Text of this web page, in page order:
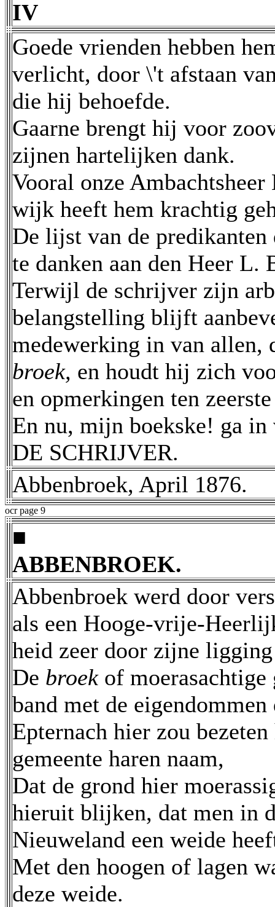
IV
Goede vrienden hebben
verlicht, door \'t afstaan
die hij behoefde.
Gaarne brengt hij voor
zijnen hartelijken dank.
Vooral onze Ambachtsheer
wijk heeft hem krachtig
De lijst van de
te danken aan den Heer L.
Terwijl de schrijver zijn
belangstelling blijft
medewerking in van
broek, en houdt hij zich
en opmerkingen ten
En nu, mijn boekske! ga
DE SCHRIJVER.
Abbenbroek, April 1876.
ocr page 9
■
ABBENBROEK.
Abbenbroek werd door
als een Hooge-vrije-
heid zeer door zijne
De broek of
band met de
Epternach hier zou
gemeente haren naam,
Dat de grond hier
hieruit blijken, dat men in
Nieuweland een weide
Met den hoogen of lagen
deze weide.